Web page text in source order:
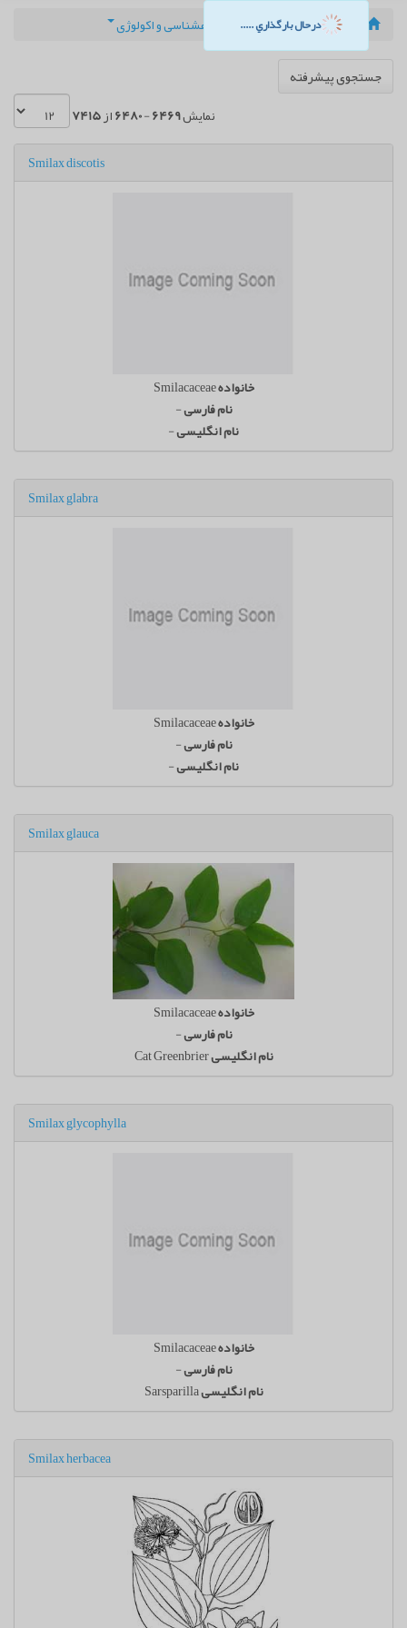
درحال بارگذاري .....
بانک اطلاعات گیاهی گیاهشناسی و اکولوژی
جستجوی پیشرفته
نمایش6469
-
6480از7415
Smilax discotis
خانوادهSmilacaceae
نام فارسی-
نام انگلیسی-
Smilax glabra
خانوادهSmilacaceae
نام فارسی-
نام انگلیسی-
Smilax glauca
خانوادهSmilacaceae
نام فارسی-
نام انگلیسیCat Greenbrier
Smilax glycophylla
خانوادهSmilacaceae
نام فارسی-
نام انگلیسیSarsparilla
Smilax herbacea